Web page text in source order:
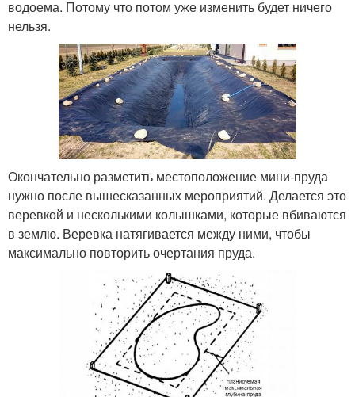
водоема. Потому что потом уже изменить будет ничего
нельзя.
Окончательно разметить местоположение мини-пруда
нужно после вышесказанных мероприятий. Делается это
веревкой и несколькими колышками, которые вбиваются
в землю. Веревка натягивается между ними, чтобы
максимально повторить очертания пруда.